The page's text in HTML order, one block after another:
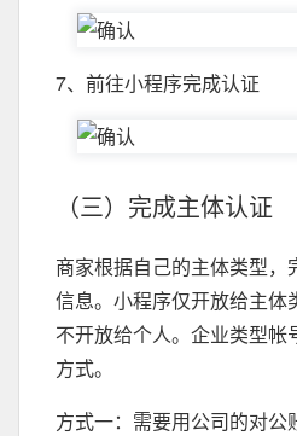
7、前往小程序完成认证
（三）完成主体认证
商家根据自己的主体类型，
信息。小程序仅开放给主体
不开放给个人。企业类型帐
方式。
方式一：需要用公司的对